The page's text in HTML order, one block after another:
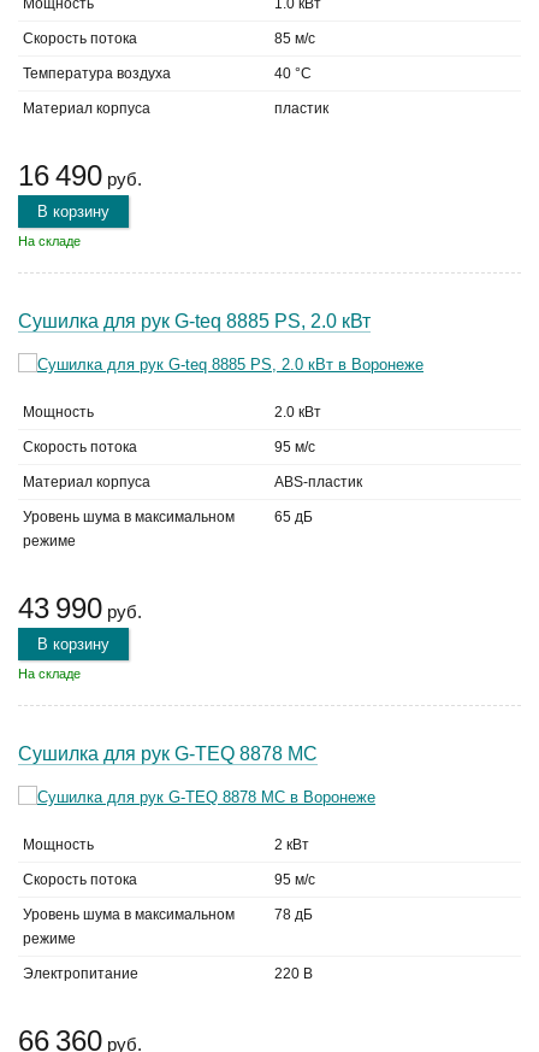
Мощность 1.0 кВт
Скорость потока 85 м/с
Температура воздуха 40 °C
Материал корпуса пластик
16 490 руб.
В корзину
На складе
Сушилка для рук G-teq 8885 PS, 2.0 кВт
Мощность 2.0 кВт
Скорость потока 95 м/с
Материал корпуса ABS-пластик
Уровень шума в максимальном
режиме
65 дБ
43 990 руб.
В корзину
На складе
Сушилка для рук G-TEQ 8878 MC
Мощность 2 кВт
Скорость потока 95 м/с
Уровень шума в максимальном
режиме
78 дБ
Электропитание 220 В
66 360 руб.